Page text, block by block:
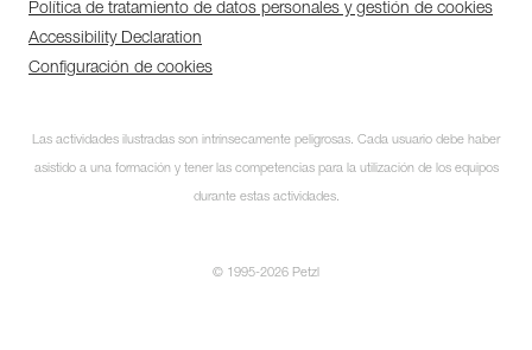
Política de tratamiento de datos personales y gestión de cookies
Accessibility Declaration
Configuración de cookies
Las actividades ilustradas son intrínsecamente peligrosas. Cada usuario debe haber
asistido a una formación y tener las competencias para la utilización de los equipos
durante estas actividades.
© 1995-2026 Petzl